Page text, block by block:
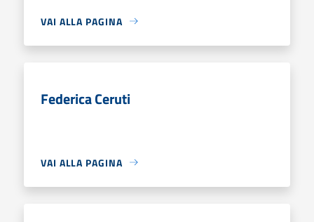
VAI ALLA PAGINA
Federica Ceruti
VAI ALLA PAGINA